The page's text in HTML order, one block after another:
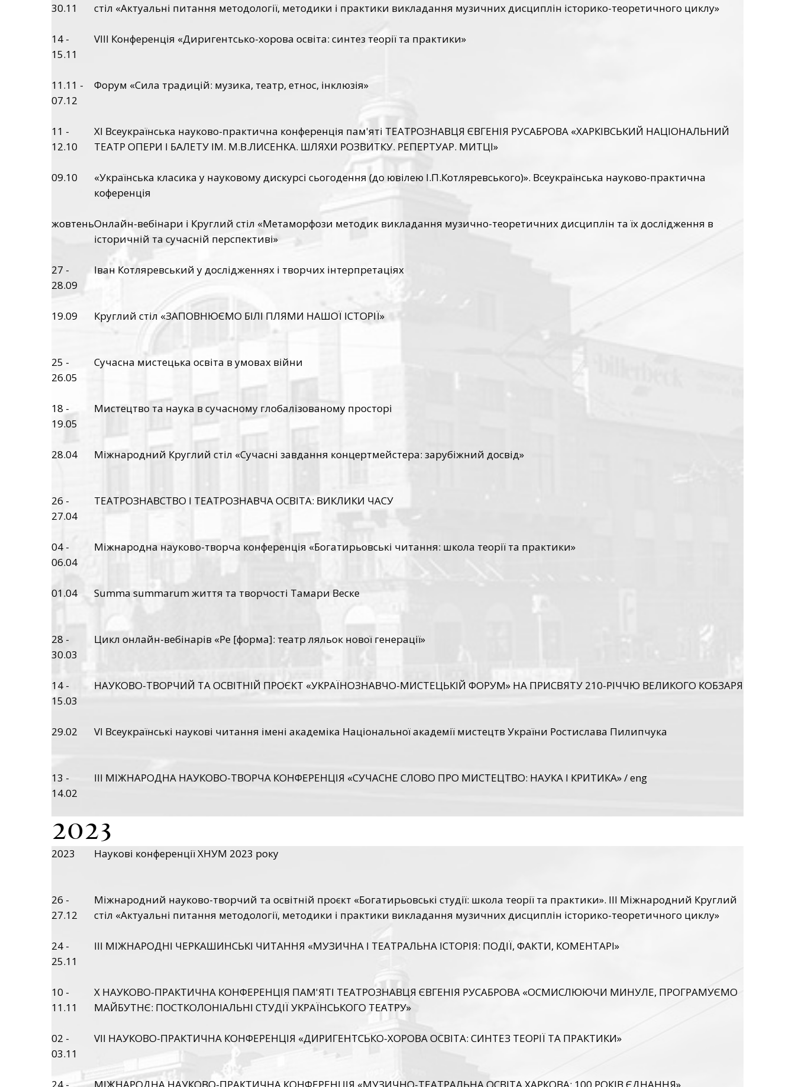
30.11
стіл «Актуальні питання методології, методики і практики викладання музичних дисциплін історико-теоретичного циклу»
14 -
15.11
VIII Конференція «Диригентсько-хорова освіта: синтез теорії та практики»
11.11 -
07.12
Форум «Сила традицій: музика, театр, етнос, інклюзія»
11 -
12.10
XI Всеукраїнська науково-практична конференція пам'яті ТЕАТРОЗНАВЦЯ ЄВГЕНІЯ РУСАБРОВА «ХАРКІВСЬКИЙ НАЦІОНАЛЬНИЙ
ТЕАТР ОПЕРИ І БАЛЕТУ ІМ. М.В.ЛИСЕНКА. ШЛЯХИ РОЗВИТКУ. РЕПЕРТУАР. МИТЦІ»
09.10
«Українська класика у науковому дискурсі сьогодення (до ювілею І.П.Котляревського)». Всеукраїнська науково-практична
коференція
жовтеньОнлайн-вебінари і Круглий стіл «Метаморфози методик викладання музично-теоретичних дисциплін та їх дослідження в
історичній та сучасній перспективі»
27 -
28.09
Іван Котляревський у дослідженнях і творчих інтерпретаціях
19.09 Круглий стіл «ЗАПОВНЮЄМО БІЛІ ПЛЯМИ НАШОЇ ІСТОРІЇ»
25 -
26.05
Сучасна мистецька освіта в умовах війни
18 -
19.05
Мистецтво та наука в сучасному глобалізованому просторі
28.04 Міжнародний Круглий стіл «Сучасні завдання концертмейстера: зарубіжний досвід»
26 -
27.04
ТЕАТРОЗНАВСТВО І ТЕАТРОЗНАВЧА ОСВІТА: ВИКЛИКИ ЧАСУ
04 -
06.04
Міжнародна науково-творча конференція «Богатирьовські читання: школа теорії та практики»
01.04 Summa summarum життя та творчості Тамари Веске
28 -
30.03
Цикл онлайн-вебінарів «Ре [форма]: театр ляльок нової генерації»
14 -
15.03
НАУКОВО-ТВОРЧИЙ ТА ОСВІТНІЙ ПРОЄКТ «УКРАЇНОЗНАВЧО-МИСТЕЦЬКІЙ ФОРУМ» НА ПРИСВЯТУ 210-РІЧЧЮ ВЕЛИКОГО КОБЗАРЯ
29.02 VI Всеукраїнські наукові читання імені академіка Національної академії мистецтв України Ростислава Пилипчука
13 -
14.02
ІІI МІЖНАРОДНА НАУКОВО-ТВОРЧА КОНФЕРЕНЦІЯ «СУЧАСНЕ СЛОВО ПРО МИСТЕЦТВО: НАУКА І КРИТИКА»/eng
2023
2023 Наукові конференції ХНУМ 2023 року
26 -
27.12
Міжнародний науково-творчий та освітній проєкт «Богатирьовські студії: школа теорії та практики». ІІІ Міжнародний Круглий
стіл «Актуальні питання методології, методики і практики викладання музичних дисциплін історико-теоретичного циклу»
24 -
25.11
III МІЖНАРОДНІ ЧЕРКАШИНСЬКІ ЧИТАННЯ «МУЗИЧНА І ТЕАТРАЛЬНА ІСТОРІЯ: ПОДІЇ, ФАКТИ, КОМЕНТАРІ»
10 -
11.11
Х НАУКОВО-ПРАКТИЧНА КОНФЕРЕНЦІЯ ПАМ'ЯТІ ТЕАТРОЗНАВЦЯ ЄВГЕНІЯ РУСАБРОВА «ОСМИСЛЮЮЧИ МИНУЛЕ, ПРОГРАМУЄМО
МАЙБУТНЄ: ПОСТКОЛОНІАЛЬНІ СТУДІЇ УКРАЇНСЬКОГО ТЕАТРУ»
02 -
03.11
VII НАУКОВО-ПРАКТИЧНА КОНФЕРЕНЦІЯ «ДИРИГЕНТСЬКО-ХОРОВА ОСВІТА: СИНТЕЗ ТЕОРІЇ ТА ПРАКТИКИ»